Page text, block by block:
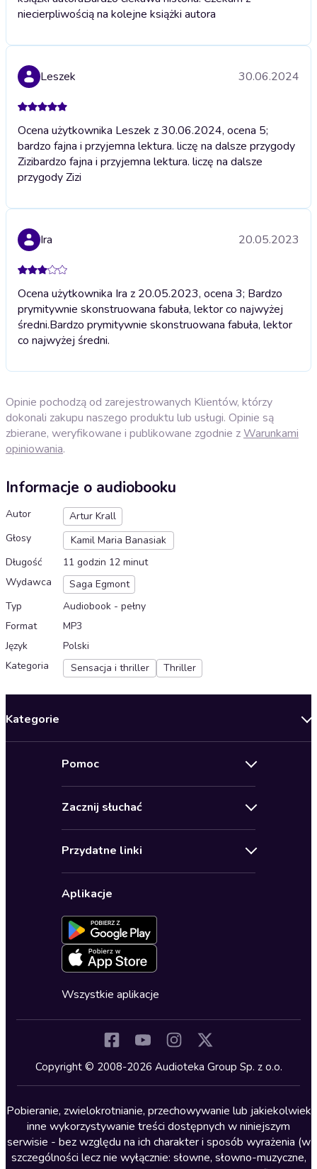
niecierpliwością na kolejne książki autora
Leszek 30.06.2024
Ocena użytkownika Leszek z 30.06.2024, ocena 5;
bardzo fajna i przyjemna lektura. liczę na dalsze przygody
Zizibardzo fajna i przyjemna lektura. liczę na dalsze
przygody Zizi
Ira 20.05.2023
Ocena użytkownika Ira z 20.05.2023, ocena 3; Bardzo
prymitywnie skonstruowana fabuła, lektor co najwyżej
średni.Bardzo prymitywnie skonstruowana fabuła, lektor
co najwyżej średni.
Opinie pochodzą od zarejestrowanych Klientów, którzy
dokonali zakupu naszego produktu lub usługi. Opinie są
zbierane, weryfikowane i publikowane zgodnie zWarunkami
opiniowania.
Informacje o audiobooku
Autor
Artur Krall
Głosy
Kamil Maria Banasiak
Długość
11 godzin 12 minut
Wydawca
Saga Egmont
Typ
Audiobook - pełny
Format
MP3
Język
Polski
Kategoria
Sensacja i thriller Thriller
Kategorie
Biznes, marketing, ekonomia
Dla młodzieży
Kryminały
Lektury szkolne
Literatura anglojęzyczna
Literatura faktu
Literatura obyczajowa
Pomoc
Pomoc
Ustawienia prywatności
Formularz zgłaszania nielegalnych treści
Deklaracja dostępności
Zacznij słuchać
Karnety
Oferta dla firm i bibliotek
Przydatne linki
Dołącz do newslettera
Blog
Zapowiedzi
Cykle audiobooków
Aplikacje
Wszystkie aplikacje
Copyright © 2008-2026 Audioteka Group Sp. z o.o.
Pobieranie, zwielokrotnianie, przechowywanie lub jakiekolwiek
inne wykorzystywanie treści dostępnych w niniejszym
serwisie - bez względu na ich charakter i sposób wyrażenia (w
szczególności lecz nie wyłącznie: słowne, słowno-muzyczne,